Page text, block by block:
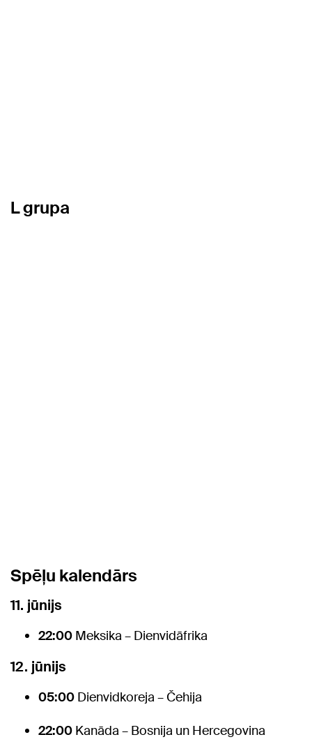
L grupa
Spēļu kalendārs
11. jūnijs
22:00 Meksika – Dienvidāfrika
12. jūnijs
05:00 Dienvidkoreja – Čehija
22:00 Kanāda – Bosnija un Hercegovina